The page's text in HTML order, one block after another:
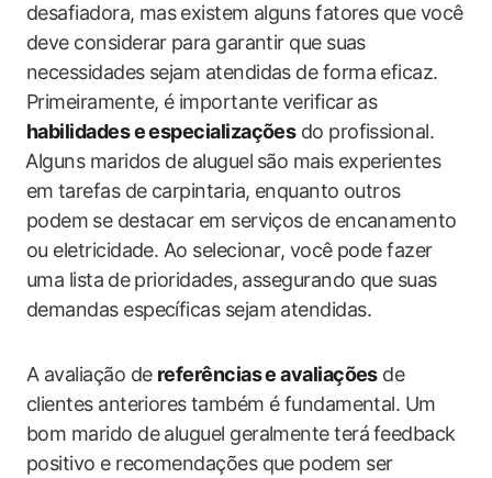
desafiadora, mas⁢ existem alguns ‍fatores que você
deve considerar⁢ para garantir que suas
necessidades sejam atendidas de forma eficaz.
Primeiramente, é importante verificar as
habilidades e especializaçõesdo profissional.
⁢Alguns​ maridos de‍ aluguel⁢ são mais experientes
em ⁢tarefas de carpintaria, ‌enquanto‌ outros
‍podem ⁢se destacar em serviços de encanamento
ou eletricidade. Ao selecionar, ‍você pode ‌fazer
uma lista ⁣de prioridades, assegurando que suas
demandas ​específicas sejam atendidas.
A ​avaliação de referências e avaliaçõesde
‌clientes anteriores ⁢também é fundamental. Um
bom marido de aluguel geralmente terá ⁣feedback
positivo e recomendações que podem ser